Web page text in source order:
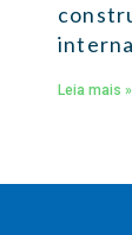
Leia mais »